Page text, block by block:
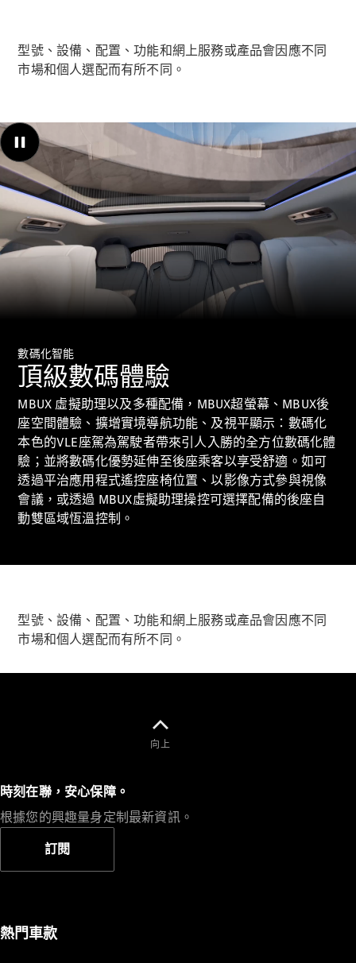
CLE Coupé
Mercedes-
AMG GT
AMG GT 4
Door
Coupé
開篷跑車 / 跑車
All
Cabriolets /
Roadsters
CLE
Cabriolet
Mercedes-
Maybach SL
Monogram
Series
Mercedes-
AMG SL
V-Class
商業小型商用車
型號、設備、配置、功能和網上服務或產品會因應不同
市場和個人選配而有所不同。
00:00 / 00:00
數碼化智能
頂級數碼體驗
MBUX 虛擬助理以及多種配備，MBUX超螢幕、MBUX後
座空間體驗、擴增實境導航功能、及視平顯示：數碼化
本色的VLE座駕為駕駛者帶來引人入勝的全方位數碼化體
驗；並將數碼化優勢延伸至後座乘客以享受舒適。如可
透過平治應用程式遙控座椅位置、以影像方式參與視像
會議，或透過 MBUX虛擬助理操控可選擇配備的後座自
動雙區域恆溫控制。
型號、設備、配置、功能和網上服務或產品會因應不同
市場和個人選配而有所不同。
向上
時刻在聯，安心保障。
根據您的興趣量身定制最新資訊。
訂閱
熱門車款